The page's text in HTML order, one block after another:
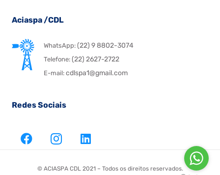
Aciaspa /CDL
WhatsApp:(22) 9 8802-3074
Telefone:(22) 2627-2722
E-mail:cdlspa1@gmail.com
Redes Sociais
© ACIASPA CDL 2021 – Todos os direitos reservados.